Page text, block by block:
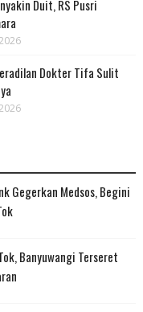
Duit, RS Pusri
Dokter Tifa Sulit
Gegerkan Medsos, Begini
Banyuwangi Terseret